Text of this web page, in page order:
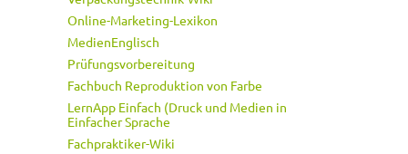
Online-Marketing-Lexikon
MedienEnglisch
Prüfungsvorbereitung
Fachbuch Reproduktion von Farbe
LernApp Einfach (Druck und Medien in
Einfacher Sprache
Fachpraktiker-Wiki